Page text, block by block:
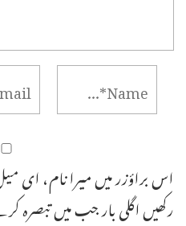
اس براؤزر میں میرا نام، ای
رکھیں اگلی بار جب میں تبصرہ